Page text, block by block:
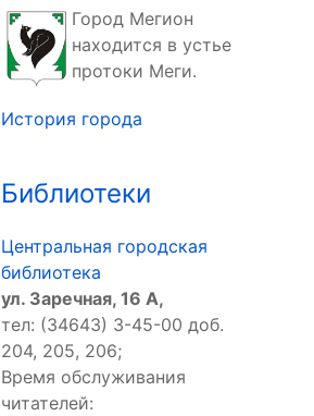
Город Мегион
находится в устье
протоки Меги.
История города
Библиотеки
Центральная городская
библиотека
ул. Заречная, 16 А,
тел: (34643) 3-45-00 доб.
204, 205, 206;
Время обслуживания
читателей: